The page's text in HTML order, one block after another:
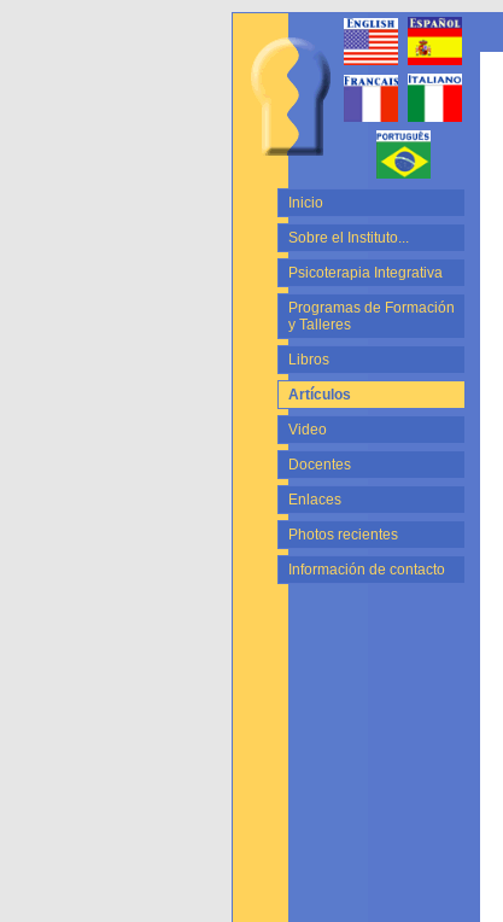
Inicio
Sobre el Instituto...
Psicoterapia Integrativa
Programas de Formación
y Talleres
Libros
Artículos
Video
Docentes
Enlaces
Photos recientes
Información de contacto